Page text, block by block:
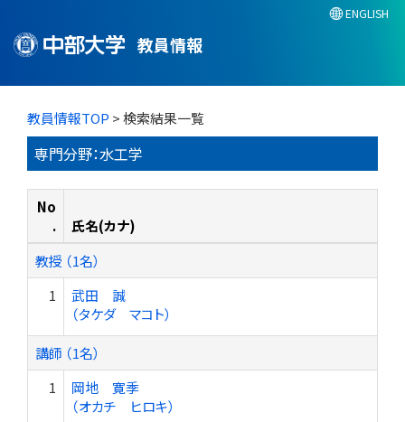
教員情報
ENGLISH
教員情報TOP > 検索結果一覧
専門分野：水工学
No
.
氏名(カナ)
教授 （1名）
1
武田 誠
（タケダ マコト）
講師 （1名）
1
岡地 寛季
（オカチ ヒロキ）